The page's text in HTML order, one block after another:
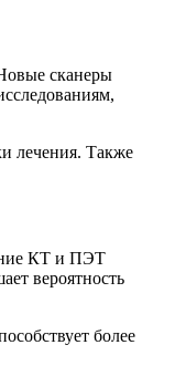
сканеры
лечения. Также
КТ и ПЭТ
вероятность
более